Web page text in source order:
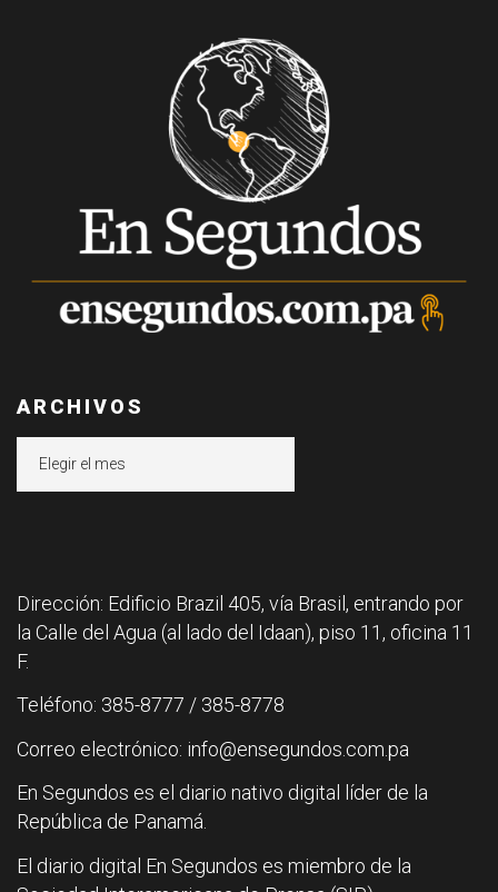
ARCHIVOS
Dirección: Edificio Brazil 405, vía Brasil, entrando por
la Calle del Agua (al lado del Idaan), piso 11, oficina 11
F.
Teléfono: 385-8777 / 385-8778
Correo electrónico: info@ensegundos.com.pa
En Segundos es el diario nativo digital líder de la
República de Panamá.
El diario digital En Segundos es miembro de la